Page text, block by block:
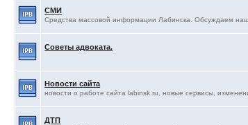
СМИ
Средства массовой информации Лабинска. Обсуждаем
Советы адвоката.
Новости сайта
новости о работе сайта labinsk.ru, новые сервисы,
ДТП